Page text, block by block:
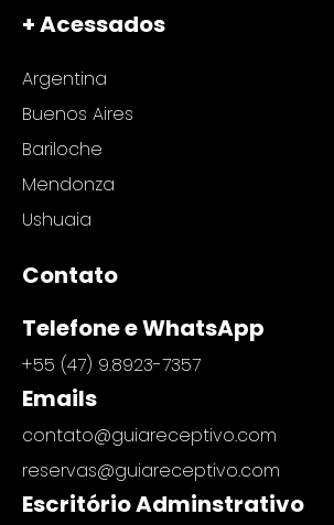
+ Acessados
Argentina
Buenos Aires
Bariloche
Mendonza
Ushuaia
Contato
Telefone e WhatsApp
+55 (47) 9.8923-7357
Emails
contato@guiareceptivo.com
reservas@guiareceptivo.com
Escritório Adminstrativo